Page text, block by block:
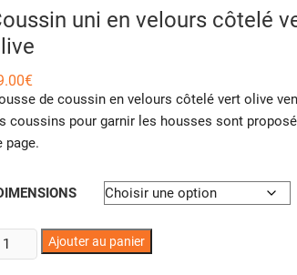
uni en velours côtelé
€
de coussin en velours côtelé vert olive
coussins pour garnir les housses sont
page.
Ajouter au panier